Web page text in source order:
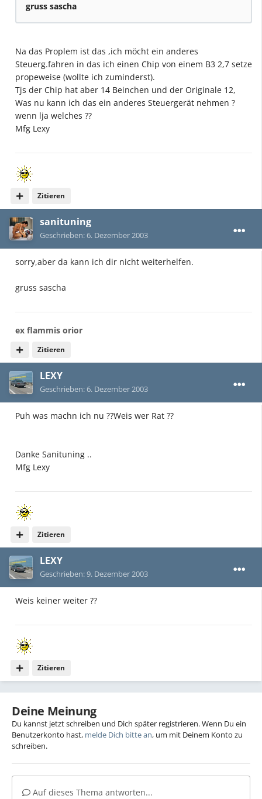
gruss sascha
Na das Proplem ist das ,ich möcht ein anderes
Steuerg.fahren in das ich einen Chip von einem B3 2,7 setze
propeweise (wollte ich zuminderst).
Tjs der Chip hat aber 14 Beinchen und der Originale 12,
Was nu kann ich das ein anderes Steuergerät nehmen ?
wenn lja welches ??
Mfg Lexy
Zitieren
sanituning
Geschrieben:6. Dezember 2003
sorry,aber da kann ich dir nicht weiterhelfen.
gruss sascha
Zitieren
ex flammis orior
LEXY
Geschrieben:6. Dezember 2003
Puh was machn ich nu ??Weis wer Rat ??
Danke Sanituning ..
Mfg Lexy
Zitieren
LEXY
Geschrieben:9. Dezember 2003
Weis keiner weiter ??
Zitieren
Deine Meinung
Du kannst jetzt schreiben und Dich später registrieren. Wenn Du ein
Benutzerkonto hast, melde Dich bitte an, um mit Deinem Konto zu
schreiben.
Auf dieses Thema antworten...